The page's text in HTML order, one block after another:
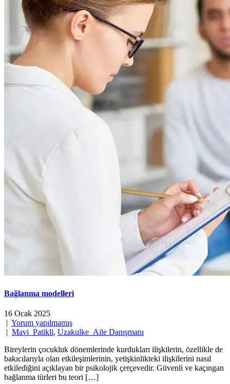
Bağlanma modelleri
16 Ocak 2025
| Yorum yapılmamış
| Mavi_Patikli, Uzakulke_Aile Danışmanı
Bireylerin çocukluk dönemlerinde kurdukları ilişkilerin, özellikle de
bakıcılarıyla olan etkileşimlerinin, yetişkinlikteki ilişkilerini nasıl
etkilediğini açıklayan bir psikolojik çerçevedir. Güvenli ve kaçıngan
bağlanma türleri bu teori […]